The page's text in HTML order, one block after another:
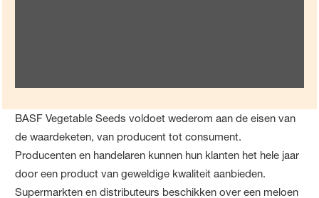
BASF Vegetable Seeds voldoet wederom aan de eisen van
de waardeketen, van producent tot consument.
Producenten en handelaren kunnen hun klanten het hele jaar
door een product van geweldige kwaliteit aanbieden.
Supermarkten en distributeurs beschikken over een meloen